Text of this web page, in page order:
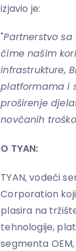
izjavio je:
"Partnerstvo sa
čime našim
infrastrukture,
platformama i
proširenje
novčanih
O TYAN:
TYAN, vodeći
Corporation koji
plasira na
tehnologije,
segmenta